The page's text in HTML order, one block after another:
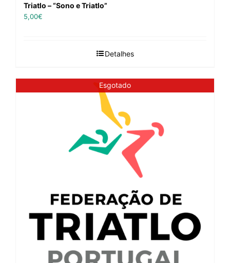
Triatlo – “Sono e Triatlo”
5,00€
Detalhes
Esgotado